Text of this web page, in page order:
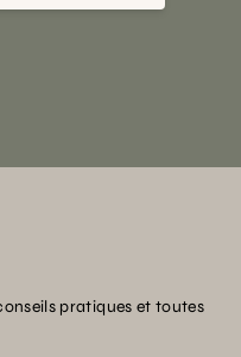
pratiques et toutes